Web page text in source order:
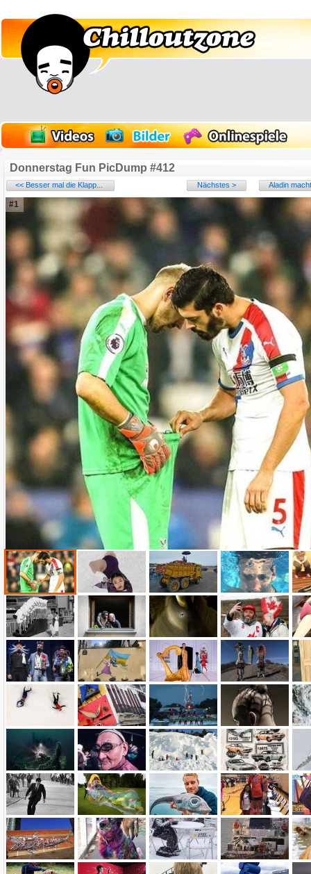
Donnerstag Fun PicDump #412
<< Besser mal die Klapp... Nächstes > Aladin
#1